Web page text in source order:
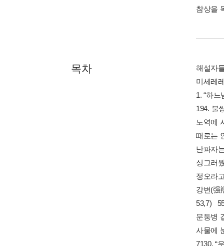
참상을
목차
해설자
미세레
1. “하
194. 불
노역에
때로는
난파자
싱그러
정오라
강변(强
53,7)
문둥병
사물에
7130. “